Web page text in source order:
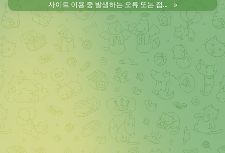
사이트 이용 중 발생하는 오류 또는 접속 불가 현상은 제보 부탁드립니다. 리뉴얼 전의 늑대닷컴을 원하시는 분들은 늑대닷컴2로 이용 바랍니다. 항상 늑대닷컴을 찾아주셔서 감사합니다. 늑대닷컴 주소 https://wfwf435.com 늑대닷컴2 주소 https://wftoon222.com
»